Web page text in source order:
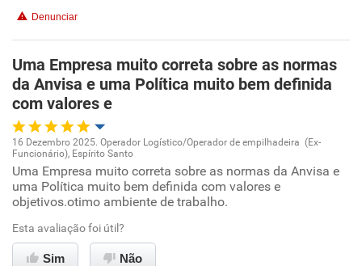
Recomenda esta empresa
Recomenda a diretoria
Denunciar
Uma Empresa muito correta sobre as normas
da Anvisa e uma Política muito bem definida
com valores e
Oportunidade de promoção
Ambiente de trabalho
Conciliação com a vida familiar
16 Dezembro 2025. Operador Logístico/Operador de empilhadeira (Ex-
Funcionário), Espírito Santo
Uma Empresa muito correta sobre as normas da Anvisa e
uma Política muito bem definida com valores e
objetivos.otimo ambiente de trabalho.
Esta avaliação foi útil?
Sim Não